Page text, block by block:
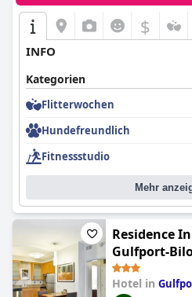
$
INFO
Kategorien
Flitterwochen
Hundefreundlich
Fitnessstudio
Mehr
Residence
Gulfport-
Hotel in